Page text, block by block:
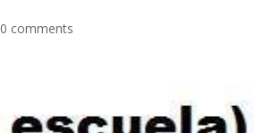
0 comments